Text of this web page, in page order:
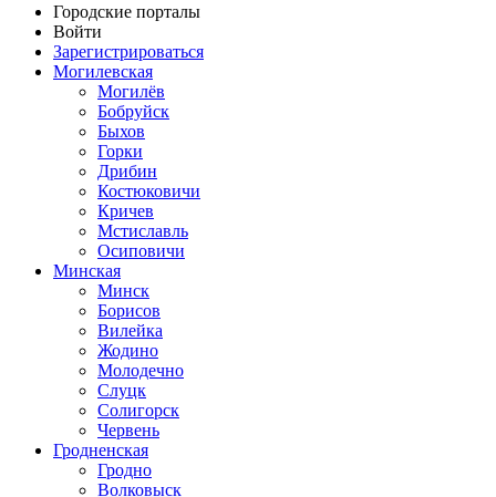
Городские порталы
Войти
Зарегистрироваться
Могилевская
Могилёв
Бобруйск
Быхов
Горки
Дрибин
Костюковичи
Кричев
Мстиславль
Осиповичи
Минская
Минск
Борисов
Вилейка
Жодино
Молодечно
Слуцк
Солигорск
Червень
Гродненская
Гродно
Волковыск